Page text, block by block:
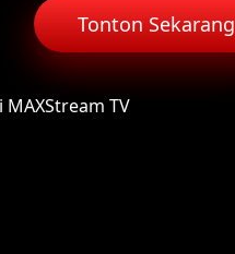
Tonton Sekarang
TV